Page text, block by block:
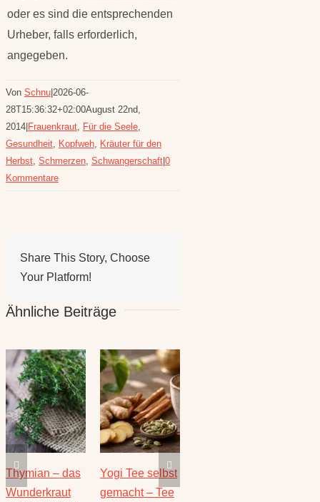
oder es sind die entsprechenden
Urheber, falls erforderlich,
angegeben.
Von Schnu 2026-06-
28T15:36:32+02:00August 22nd,
2014 Frauenkraut Für die Seele
Gesundheit
Kopfweh
Kräuter für den
Herbst Schmerzen Schwangerschaft 0
Kommentare
Share This Story, Choose
Your Platform!
Ähnliche Beiträge
selbst
– Tee
Die heilende
Kraft der Minze
Salbei –
Heilwirkung